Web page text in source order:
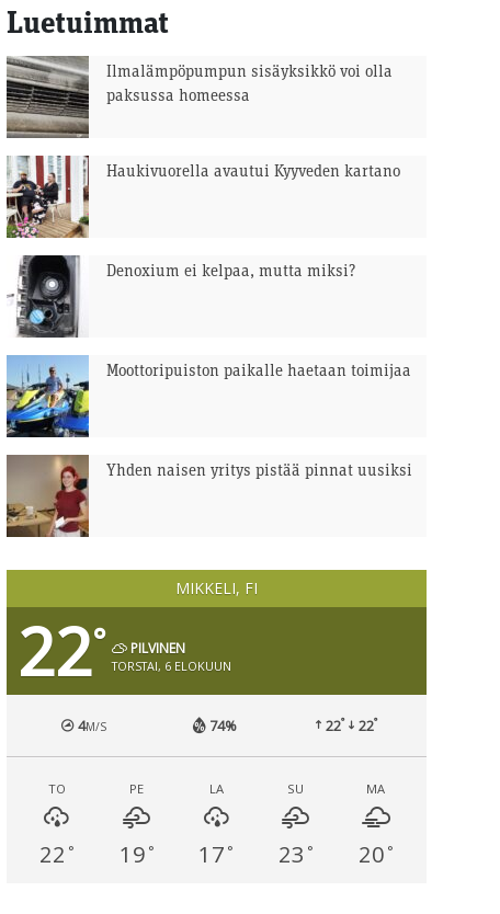
Luetuimmat
Ilmalämpöpumpun sisäyksikkö voi olla
paksussa homeessa
Haukivuorella avautui Kyyveden kartano
Denoxium ei kelpaa, mutta miksi?
Moottoripuiston paikalle haetaan toimijaa
Yhden naisen yritys pistää pinnat uusiksi
MIKKELI, FI
22° PILVINEN
TORSTAI, 6 ELOKUUN
4M/S 74% 22° 22°
TO
22 °
PE
19 °
LA
17 °
SU
23 °
MA
20 °